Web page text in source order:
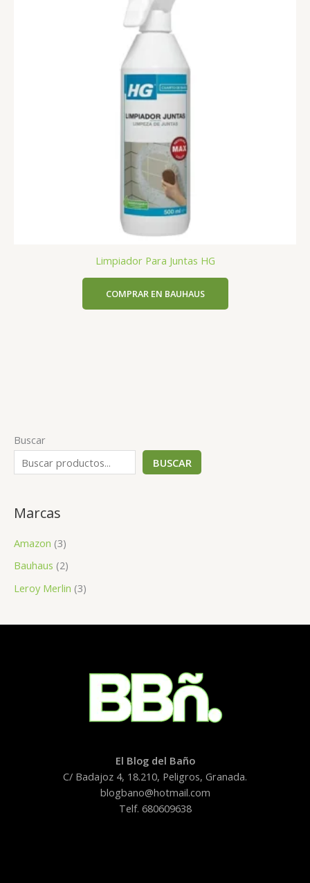
Buscar
BUSCAR
Marcas
Amazon (3)
Bauhaus (2)
Leroy Merlin (3)
Limpiador Para Juntas HG
COMPRAR EN BAUHAUS
El Blog del Baño
C/ Badajoz 4, 18.210, Peligros, Granada.
blogbano@hotmail.com
Telf. 680609638